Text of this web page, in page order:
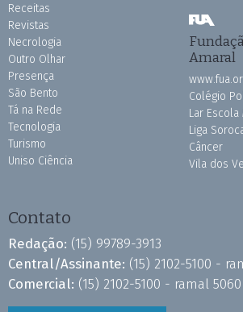
Receitas
Revistas
Necrologia
Outro Olhar
Presença
São Bento
Tá na Rede
Tecnologia
Turismo
Uniso Ciência
Amaral
Colégio
Lar
Liga
Câncer
Vila dos
Contato
Redação: (15) 99789-3913
Central/Assinante: (15) 2102-5100 -
Comercial: (15) 2102-5100 - ramal 5060